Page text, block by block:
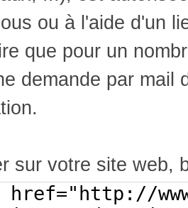
ou à l'aide d'un
que pour un
demande par mail
sur votre site web,